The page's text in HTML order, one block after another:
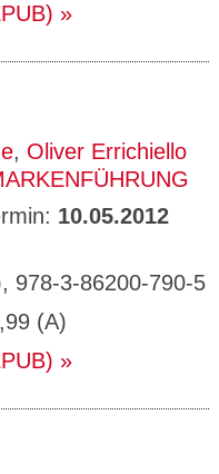
, Oliver Errichiello
10.05.2012
978-3-86200-790-5
(A)